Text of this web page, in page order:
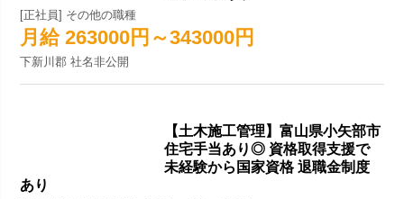
[正社員] その他の職種
月給 263000円～343000円
下新川郡 社名非公開
【土木施工管理】富山県小矢部市
住宅手当あり◎ 資格取得支援で
未経験から国家資格 退職金制度
あり